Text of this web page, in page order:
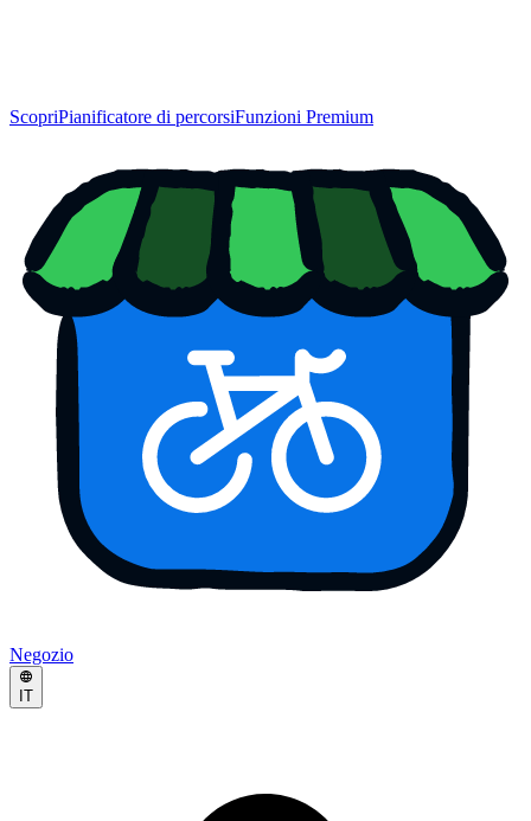
ScopriPianificatore di percorsiFunzioni Premium
Negozio
IT